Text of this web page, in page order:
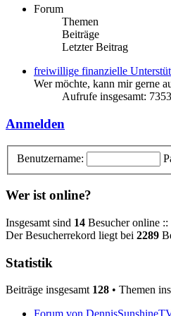
Forum
Themen
Beiträge
Letzter Beitrag
freiwillige finanzielle
Wer möchte, kann mir gerne
Aufrufe insgesamt:
Anmelden
Benutzername:
Wer ist online?
Insgesamt sind 14 Besucher online
Der Besucherrekord liegt bei 2289
Statistik
Beiträge insgesamt 128 • Themen